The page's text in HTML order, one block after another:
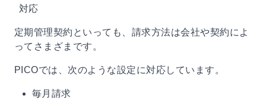
対応
定期管理契約といっても、請求方法は会社や契約によ
ってさまざまです。
PICOでは、次のような設定に対応しています。
毎月請求